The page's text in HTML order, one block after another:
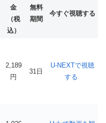
金
（税
込）
無料
期間
今すぐ視聴する
2,189
円
31日
U-NEXTで視聴
する